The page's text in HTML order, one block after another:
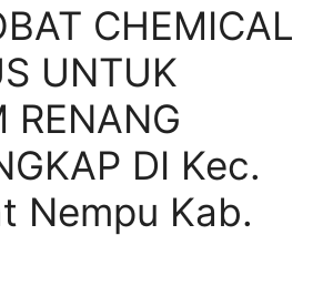
CHEMICAL
UNTUK
RENANG
DI Kec.
Nempu Kab.